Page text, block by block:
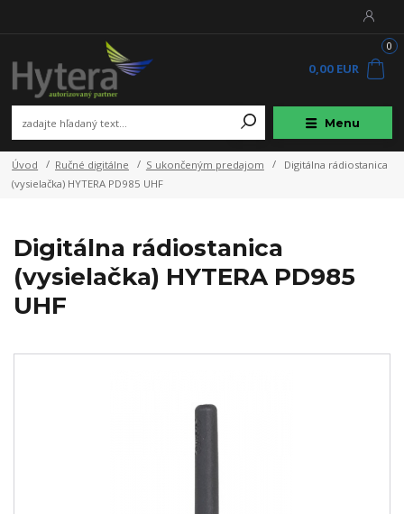
Menu
0
0,00 EUR
Úvod Ručné digitálne S ukončeným predajom
Digitálna rádiostanica
(vysielačka) HYTERA PD985 UHF
Digitálna rádiostanica
(vysielačka) HYTERA PD985
UHF